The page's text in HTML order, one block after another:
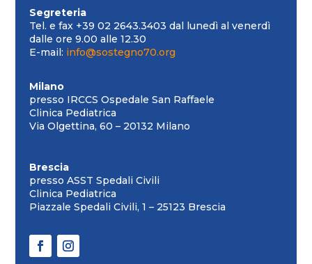
Segreteria
Tel. e fax +39 02 2643.3403 dal lunedì al venerdì
dalle ore 9.00 alle 12.30
E-mail: info@sostegno70.org
Milano
presso IRCCS Ospedale San Raffaele
Clinica Pediatrica
Via Olgettina, 60 – 20132 Milano
Brescia
presso ASST Spedali Civili
Clinica Pediatrica
Piazzale Spedali Civili, 1 – 25123 Brescia